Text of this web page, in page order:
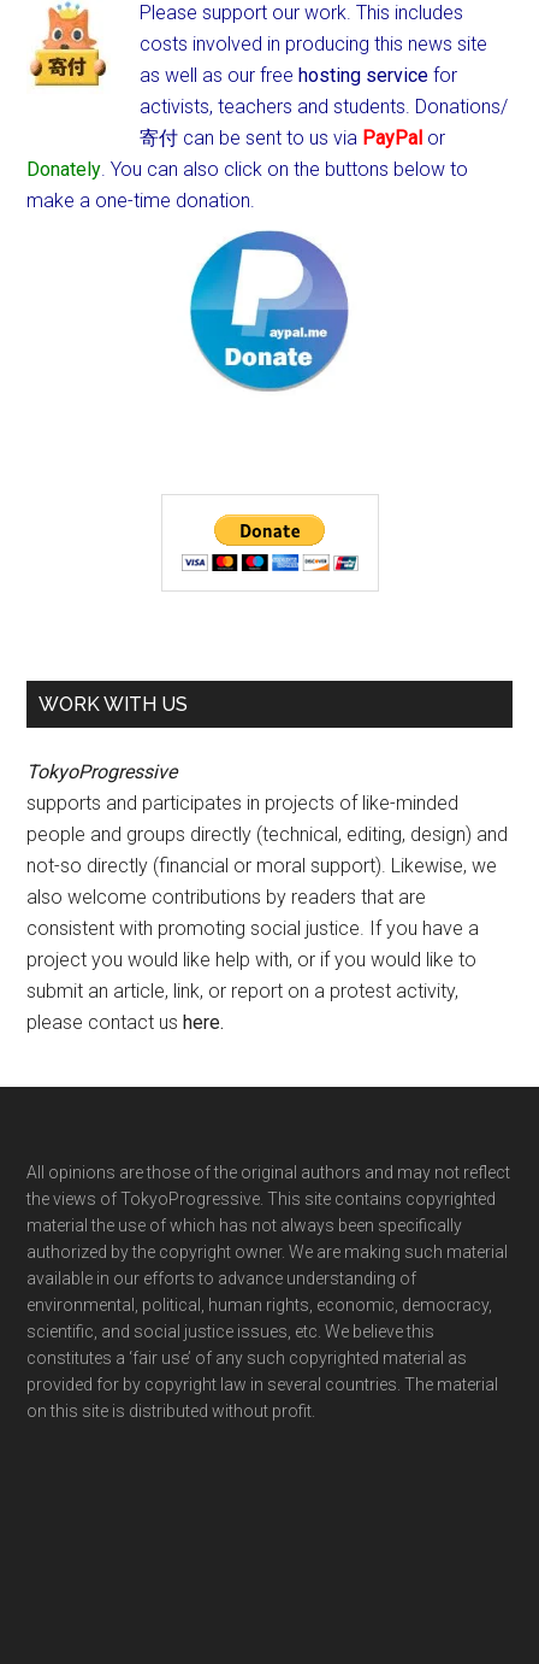
Please support our work. This includes
costs involved in producing this news site
as well as our freehosting service for
activists, teachers and students. Donations/
寄付 can be sent to us via PayPal or
Donately. You can also click on the buttons below to
make a one-time donation.
WORK WITH US
TokyoProgressive
supports and participates in projects of like-minded
people and groups directly (technical, editing, design) and
not-so directly (financial or moral support). Likewise, we
also welcome contributions by readers that are
consistent with promoting social justice. If you have a
project you would like help with, or if you would like to
submit an article, link, or report on a protest activity,
please contact ushere.
Footer
All opinions are those of the original authors and may not reflect
the views of TokyoProgressive. This site contains copyrighted
material the use of which has not always been specifically
authorized by the copyright owner. We are making such material
available in our efforts to advance understanding of
environmental, political, human rights, economic, democracy,
scientific, and social justice issues, etc. We believe this
constitutes a ‘fair use’ of any such copyrighted material as
provided for by copyright law in several countries. The material
on this site is distributed without profit.